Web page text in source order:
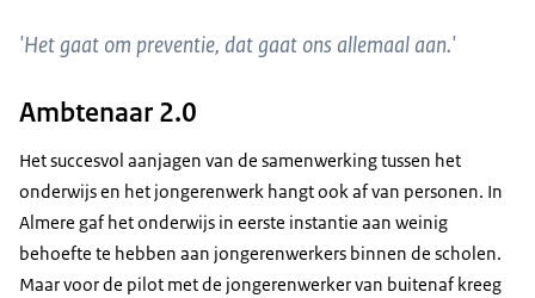
'Het gaat om preventie, dat gaat ons allemaal aan.'
Ambtenaar 2.0
Het succesvol aanjagen van de samenwerking tussen het
onderwijs en het jongerenwerk hangt ook af van personen. In
Almere gaf het onderwijs in eerste instantie aan weinig
behoefte te hebben aan jongerenwerkers binnen de scholen.
Maar voor de pilot met de jongerenwerker van buitenaf kreeg